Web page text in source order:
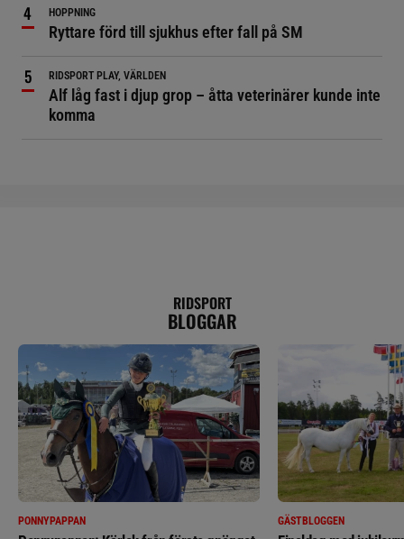
HOPPNING
Ryttare förd till sjukhus efter fall på SM
RIDSPORT PLAY, VÄRLDEN
Alf låg fast i djup grop – åtta veterinärer kunde inte
komma
RIDSPORT
BLOGGAR
PONNYPAPPAN GÄSTBLOGGEN